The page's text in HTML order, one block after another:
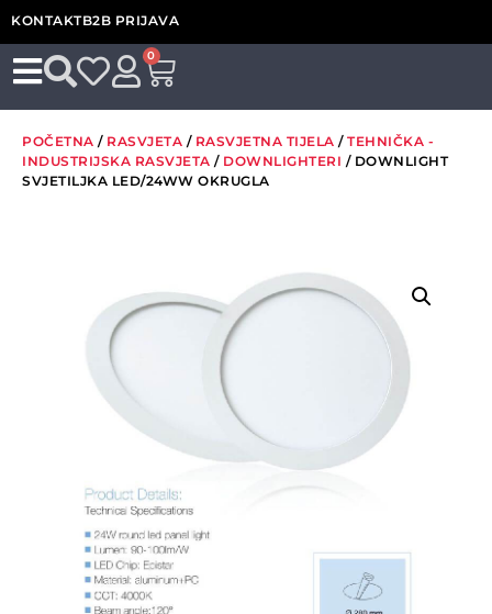
KONTAKTB2B PRIJAVA
0
POČETNA / RASVJETA / RASVJETNA TIJELA / TEHNIČKA -
INDUSTRIJSKA RASVJETA / DOWNLIGHTERI / DOWNLIGHT
SVJETILJKA LED/24WW OKRUGLA